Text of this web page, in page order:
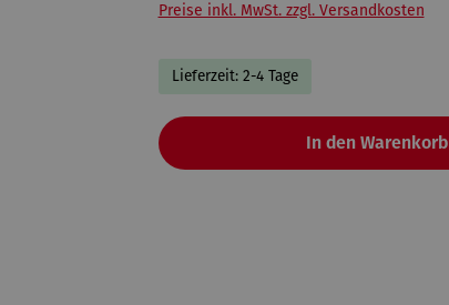
Preise inkl. MwSt. zzgl. Versandkosten
Lieferzeit: 2-4 Tage
In den Warenkorb